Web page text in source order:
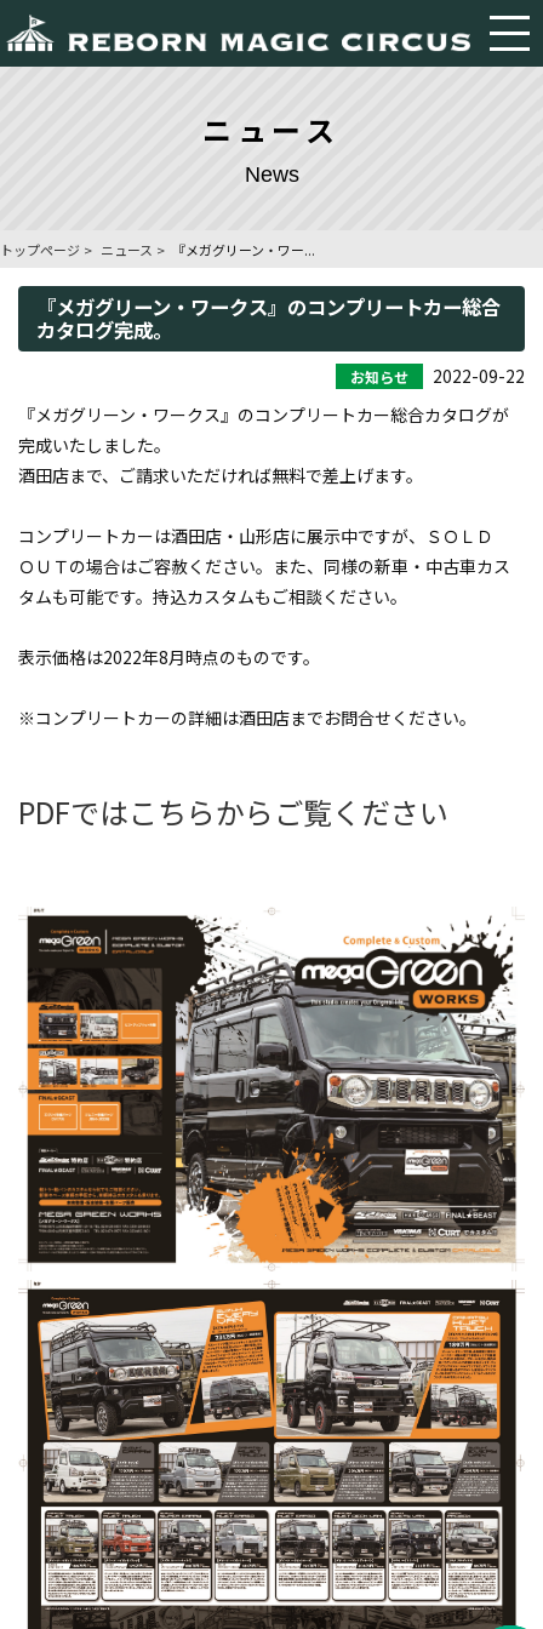
ニュース
News
トップページ ニュース 『メガグリーン・ワー...
『メガグリーン・ワークス』のコンプリートカー総合
カタログ完成。
お知らせ
2022-09-22
『メガグリーン・ワークス』のコンプリートカー総合カタログが
完成いたしました。
酒田店まで、ご請求いただければ無料で差上げます。
コンプリートカーは酒田店・山形店に展示中ですが、ＳＯＬＤ
ＯＵＴの場合はご容赦ください。また、同様の新車・中古車カス
タムも可能です。持込カスタムもご相談ください。
表示価格は2022年8月時点のものです。
※コンプリートカーの詳細は酒田店までお問合せください。
PDFではこちらからご覧ください